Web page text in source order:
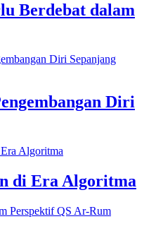
Berdebat dalam
Diri
di Era Algoritma